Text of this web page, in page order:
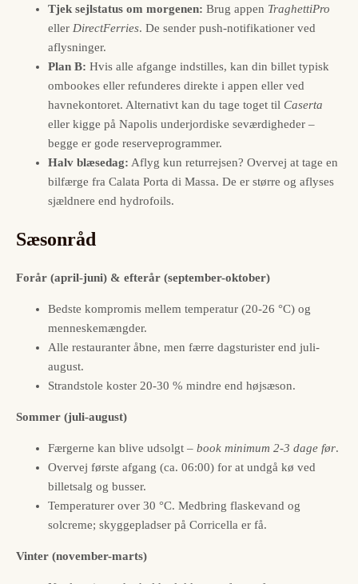
Tjek sejlstatus om morgenen: Brug appen TraghettiPro
eller DirectFerries. De sender push-notifikationer ved
aflysninger.
Plan B: Hvis alle afgange indstilles, kan din billet typisk
ombookes eller refunderes direkte i appen eller ved
havnekontoret. Alternativt kan du tage toget til Caserta
eller kigge på Napolis underjordiske seværdigheder –
begge er gode reserveprogrammer.
Halv blæsedag: Aflyg kun returrejsen? Overvej at tage en
bilfærge fra Calata Porta di Massa. De er større og aflyses
sjældnere end hydrofoils.
Sæsonråd
Forår (april-juni) & efterår (september-oktober)
Bedste kompromis mellem temperatur (20-26 °C) og
menneskemængder.
Alle restauranter åbne, men færre dagsturister end juli-
august.
Strandstole koster 20-30 % mindre end højsæson.
Sommer (juli-august)
Færgerne kan blive udsolgt – book minimum 2-3 dage før.
Overvej første afgang (ca. 06:00) for at undgå kø ved
billetsalg og busser.
Temperaturer over 30 °C. Medbring flaskevand og
solcreme; skyggepladser på Corricella er få.
Vinter (november-marts)